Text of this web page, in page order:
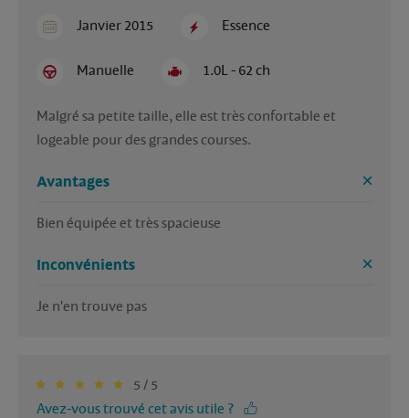
Janvier 2015 Essence
Manuelle 1.0L - 62 ch
Malgré sa petite taille, elle est très confortable et
logeable pour des grandes courses.
Avantages
Bien équipée et très spacieuse
Inconvénients
Je n'en trouve pas
5 / 5
Avez-vous trouvé cet avis utile ?